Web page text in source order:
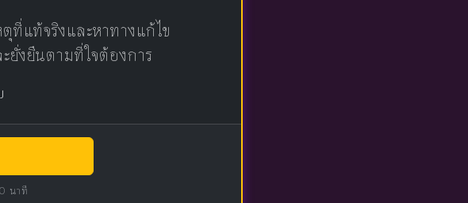
แท้จริงและหาทางแก้ไข
ยั่งยืนตามที่ใจต้องการ
นาที